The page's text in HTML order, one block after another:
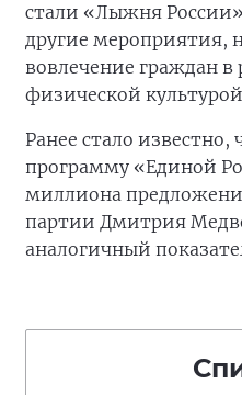
стали «Лыжня
другие мероприятия,
вовлечение граждан в
физической
Ранее стало
программу «Единой
миллиона
партии Дмитрия
аналогичный